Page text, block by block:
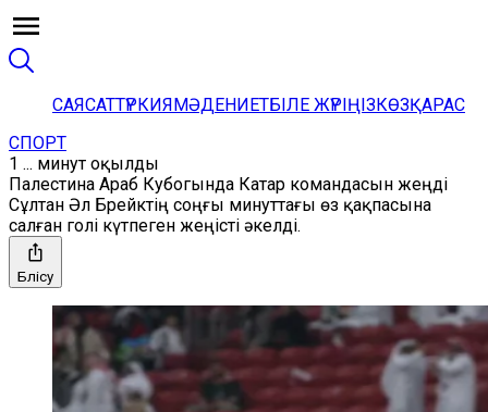
САЯСАТТҮРКИЯМӘДЕНИЕТБІЛЕ ЖҮРІҢІЗКӨЗҚАРАС
СПОРТ
1 ... минут оқылды
Палестина Араб Кубогында Катар командасын жеңді
Сұлтан Әл Брейктің соңғы минуттағы өз қақпасына
салған голі күтпеген жеңісті әкелді.
Бөлісу